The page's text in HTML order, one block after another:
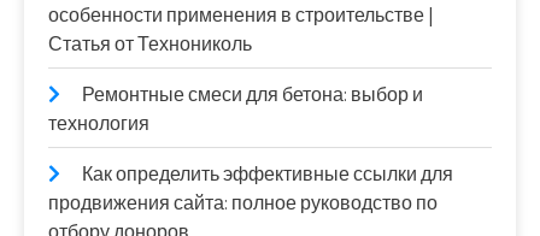
особенности применения в строительстве |
Статья от Технониколь
Ремонтные смеси для бетона: выбор и
технология
Как определить эффективные ссылки для
продвижения сайта: полное руководство по